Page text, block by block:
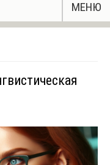
МЕНЮ